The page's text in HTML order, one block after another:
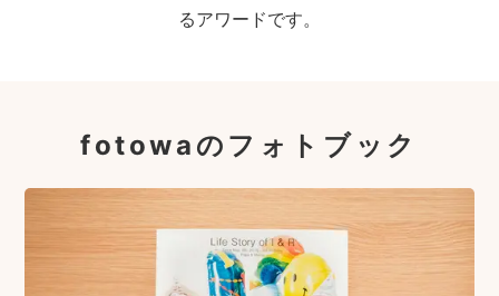
るアワードです。
fotowaのフォトブック